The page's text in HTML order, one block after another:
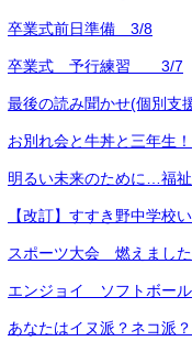
卒業式前日準備 3/8
卒業式 予行練習 3/7
最後の読み聞かせ(個別
お別れ会と牛丼と三年生
明るい未来のために…福
【改訂】すすき野中学
スポーツ大会 燃えまし
エンジョイ ソフトボー
あなたはイヌ派？ネコ派